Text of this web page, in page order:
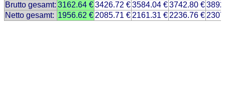
Brutto gesamt: 3162.64 €3426.72 €3584.04 €3742.80 €
Netto gesamt: 1956.62 € 2085.71 € 2161.31 € 2236.76 €